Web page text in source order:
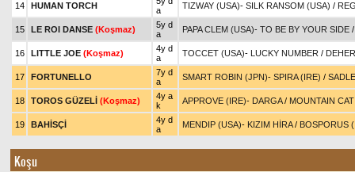
14
HUMAN TORCH
a
TIZWAY (USA)- SILK RANSOM (USA) /
15 LE ROI DANSE (Koşmaz)
5y d
a
PAPA CLEM (USA)- TO BE BY YOUR SIDE
16 LITTLE JOE (Koşmaz)
4y d
a
TOCCET (USA)- LUCKY NUMBER /
17 FORTUNELLO
7y d
a
SMART ROBIN (JPN)- SPIRA (IRE) /
18 TOROS GÜZELİ (Koşmaz)
4y a
k
APPROVE (IRE)- DARGA/ MOUNTAIN
19 BAHİSÇİ
4y d
a
MENDIP (USA)- KIZIM HİRA/ BOSPORUS
Koşu